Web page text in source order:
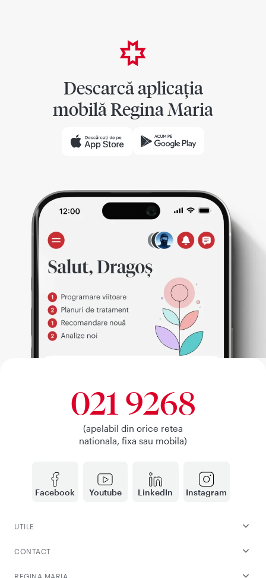
Descarcă aplicația
mobilă Regina Maria
Facebook Youtube LinkedIn Instagram
021 9268
(apelabil din orice retea
nationala, fixa sau mobila)
UTILE
CONTACT
REGINA MARIA